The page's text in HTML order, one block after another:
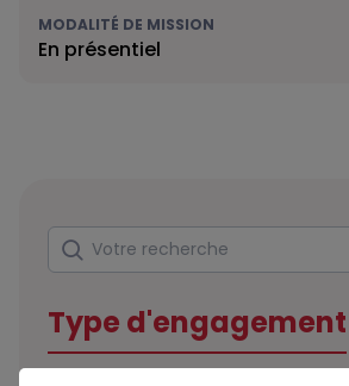
MODALITÉ DE MISSION
En présentiel
Rechercher
Votre recherche
Type d'engagement